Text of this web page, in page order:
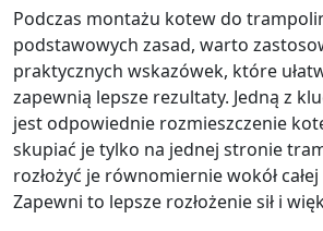
Podczas montażu kotew do
podstawowych zasad, warto
praktycznych wskazówek, które
zapewnią lepsze rezultaty. Jedną z
jest odpowiednie rozmieszczenie
skupiać je tylko na jednej stronie
rozłożyć je równomiernie wokół
Zapewni to lepsze rozłożenie sił i